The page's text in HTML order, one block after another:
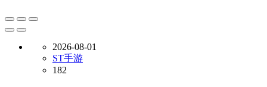
2026-08-01
ST手游
182